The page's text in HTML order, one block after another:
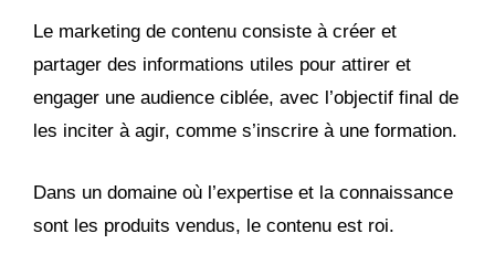
Le marketing de contenu consiste à créer et
partager des informations utiles pour attirer et
engager une audience ciblée, avec l’objectif final de
les inciter à agir, comme s’inscrire à une formation.
Dans un domaine où l’expertise et la connaissance
sont les produits vendus, le contenu est roi.